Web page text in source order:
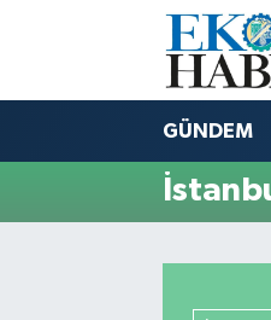
GÜNDEM
Hava Durumu